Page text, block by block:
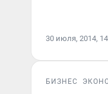
30 июля, 2014,
БИЗНЕС